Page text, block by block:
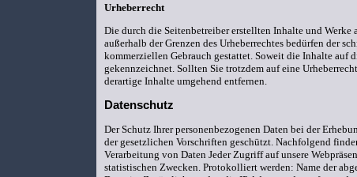
Urheberrecht
Die durch die Seitenbetreiber erstellten Inhalte und
außerhalb der Grenzen des Urheberrechtes bedürfen der
kommerziellen Gebrauch gestattet. Soweit die Inhalte auf
gekennzeichnet. Sollten Sie trotzdem auf eine
derartige Inhalte umgehend entfernen.
Datenschutz
Der Schutz Ihrer personenbezogenen Daten bei der
der gesetzlichen Vorschriften geschützt. Nachfolgend
Verarbeitung von Daten Jeder Zugriff auf unsere
statistischen Zwecken. Protokolliert werden: Name der